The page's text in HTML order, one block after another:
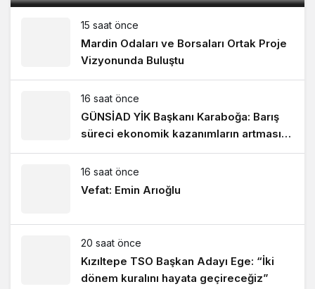
15 saat önce
Mardin Odaları ve Borsaları Ortak Proje
Vizyonunda Buluştu
16 saat önce
GÜNSİAD YİK Başkanı Karaboğa: Barış
süreci ekonomik kazanımların artmasını
sağlayacak!
16 saat önce
Vefat: Emin Arıoğlu
20 saat önce
Kızıltepe TSO Başkan Adayı Ege: “İki
dönem kuralını hayata geçireceğiz”